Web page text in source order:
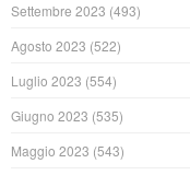
Settembre 2023 (493)
Agosto 2023 (522)
Luglio 2023 (554)
Giugno 2023 (535)
Maggio 2023 (543)